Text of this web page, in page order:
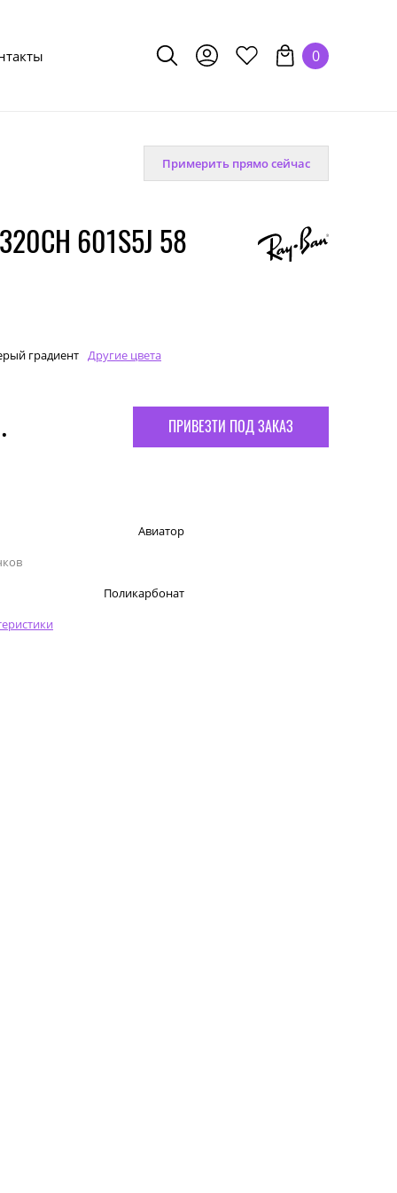
0
Примерить прямо сейчас
601S5J 58
градиент Другие цвета
ПРИВЕЗТИ ПОД ЗАКАЗ
Авиатор
Поликарбонат